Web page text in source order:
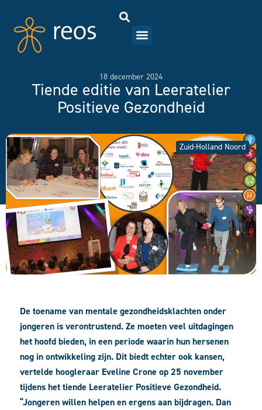
18 december 2024
Tiende editie van Leeratelier
Positieve Gezondheid
Zuid-Holland Noord
De toename van mentale gezondheidsklachten onder
jongeren is verontrustend. Ze moeten veel uitdagingen
het hoofd bieden, in een periode waarin hun hersenen
nog in ontwikkeling zijn. Dit biedt echter ook kansen,
vertelde hoogleraar Eveline Crone op 25 november
tijdens het tiende Leeratelier Positieve Gezondheid.
“Jongeren willen helpen en ergens aan bijdragen. Dan